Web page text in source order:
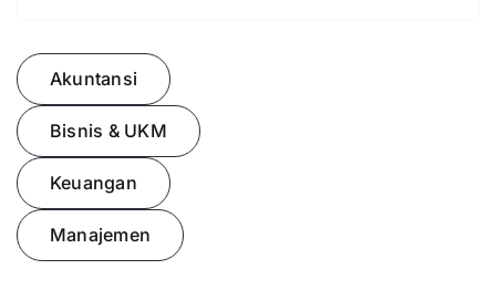
Marketing
Presentasi
Daftar
Akuntansi
Bisnis & UKM
Keuangan
Manajemen